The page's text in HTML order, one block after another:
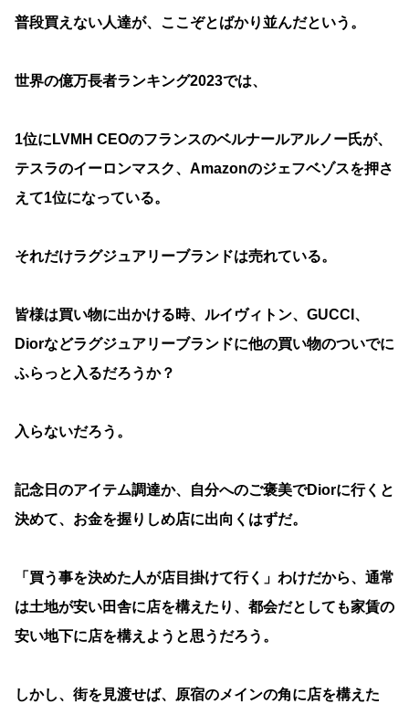
普段買えない人達が、ここぞとばかり並んだという。
世界の億万長者ランキング2023では、
1位にLVMH CEOのフランスのベルナールアルノー氏が、
テスラのイーロンマスク、Amazonのジェフベゾスを押さ
えて1位になっている。
それだけラグジュアリーブランドは売れている。
皆様は買い物に出かける時、ルイヴィトン、GUCCI、
Diorなどラグジュアリーブランドに他の買い物のついでに
ふらっと入るだろうか？
入らないだろう。
記念日のアイテム調達か、自分へのご褒美でDiorに行くと
決めて、お金を握りしめ店に出向くはずだ。
「買う事を決めた人が店目掛けて行く」わけだから、通常
は土地が安い田舎に店を構えたり、都会だとしても家賃の
安い地下に店を構えようと思うだろう。
しかし、街を見渡せば、原宿のメインの角に店を構えた